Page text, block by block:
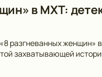
в МХТ:
разгневанных
захватывающей